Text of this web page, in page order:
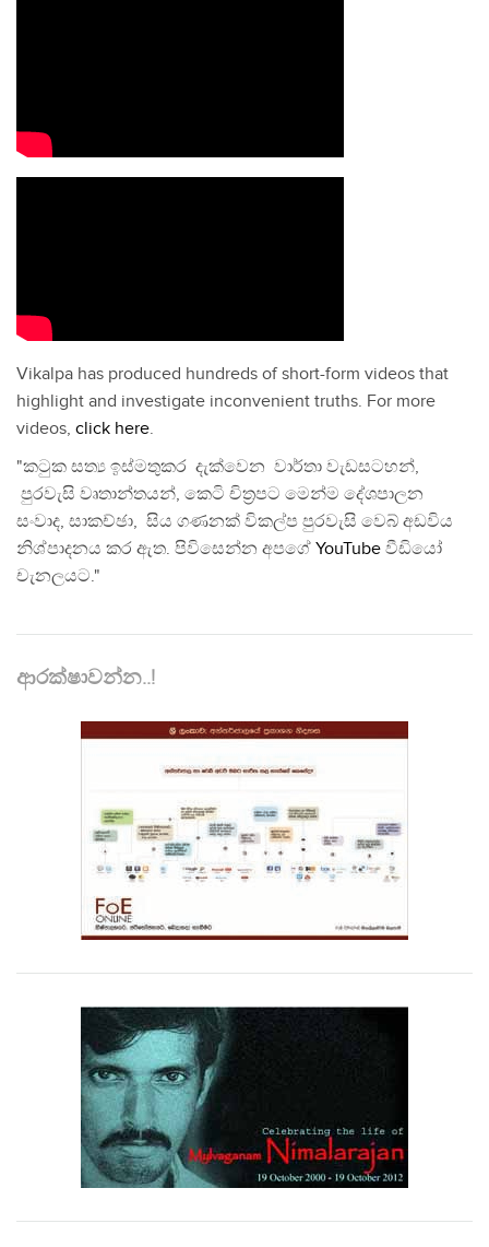
Vikalpa has produced hundreds of short-form videos that
highlight and investigate inconvenient truths. For more
videos, click here.
"කටුක සත්‍ය ඉස්මතුකර දැක්වෙන වාර්තා වැඩසටහන්,
පුරවැසි වෘතාන්තයන්, කෙටි චිත්‍රපට මෙන්ම දේශපාලන
සංවාද, සාකච්ඡා, සිය ගණනක් විකල්ප පුරවැසි වෙබ් අඩවිය
නිශ්පාදනය කර ඇත. පිවිසෙන්න අපගේ YouTube වීඩියෝ
චැනලයට."
ආරක්ෂාවන්න..!